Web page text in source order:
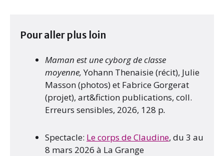
Pour aller plus loin
Maman est une cyborg de classe
moyenne,Yohann Thenaisie (récit), Julie
Masson (photos) et Fabrice Gorgerat
(projet), art&fiction publications, coll.
Erreurs sensibles, 2026, 128 p.
Spectacle: Le corps de Claudine, du 3 au
8 mars 2026 à La Grange